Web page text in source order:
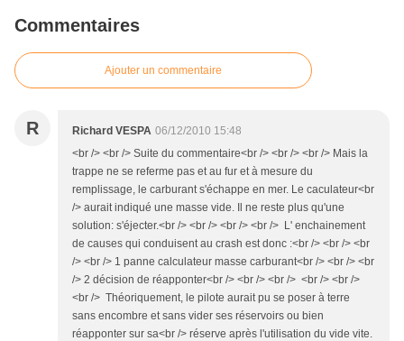
Commentaires
Ajouter un commentaire
R Richard VESPA 06/12/2010 15:48
<br /> <br /> Suite du commentaire<br /> <br /> <br /> Mais la
trappe ne se referme pas et au fur et à mesure du
remplissage, le carburant s'échappe en mer. Le caculateur<br
/> aurait indiqué une masse vide. Il ne reste plus qu'une
solution: s'éjecter.<br /> <br /> <br /> <br /> L' enchainement
de causes qui conduisent au crash est donc :<br /> <br /> <br
/> <br /> 1 panne calculateur masse carburant<br /> <br /> <br
/> 2 décision de réapponter<br /> <br /> <br /> <br /> <br />
<br /> Théoriquement, le pilote aurait pu se poser à terre
sans encombre et sans vider ses réservoirs ou bien
réapponter sur sa<br /> réserve après l'utilisation du vide vite.